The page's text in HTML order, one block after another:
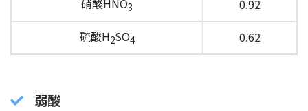
3
0.92
硫酸H2SO4 0.62
弱酸